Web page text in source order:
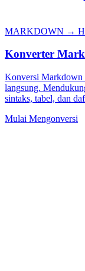
MARKDOWN →
Konverter
Konversi Markdown
langsung.
sintaks, tabel, dan
Mulai Mengonversi